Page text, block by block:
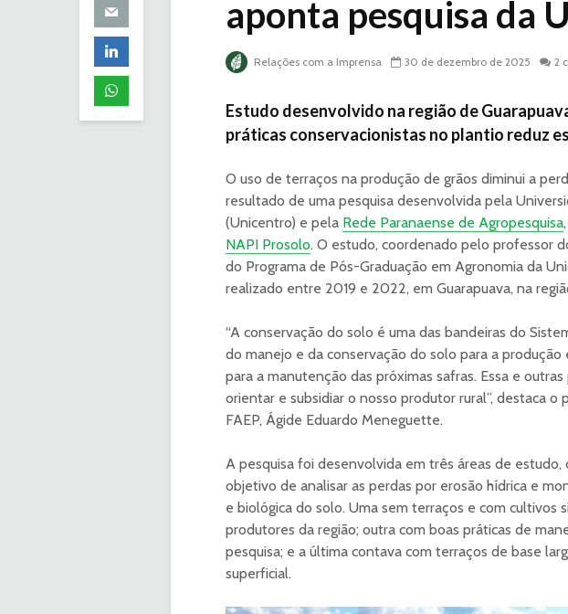
aponta pesquisa da
Relações com a Imprensa 30 de dezembro de 2025 2
Estudo desenvolvido na região de
práticas conservacionistas no plantio reduz
O uso de terraços na produção de grãos diminui a
resultado de uma pesquisa desenvolvida pela
(Unicentro) e pela Rede Paranaense de Agropesquisa
NAPI Prosolo. O estudo, coordenado pelo professor
do Programa de Pós-Graduação em Agronomia da
realizado entre 2019 e 2022, em Guarapuava, na
“A conservação do solo é uma das bandeiras do
do manejo e da conservação do solo para a
para a manutenção das próximas safras. Essa e
orientar e subsidiar o nosso produtor rural”, destaca
FAEP, Ágide Eduardo Meneguette.
A pesquisa foi desenvolvida em três áreas de estudo,
objetivo de analisar as perdas por erosão hídrica e
e biológica do solo. Uma sem terraços e com cultivos
produtores da região; outra com boas práticas de
pesquisa; e a última contava com terraços de base
superficial.